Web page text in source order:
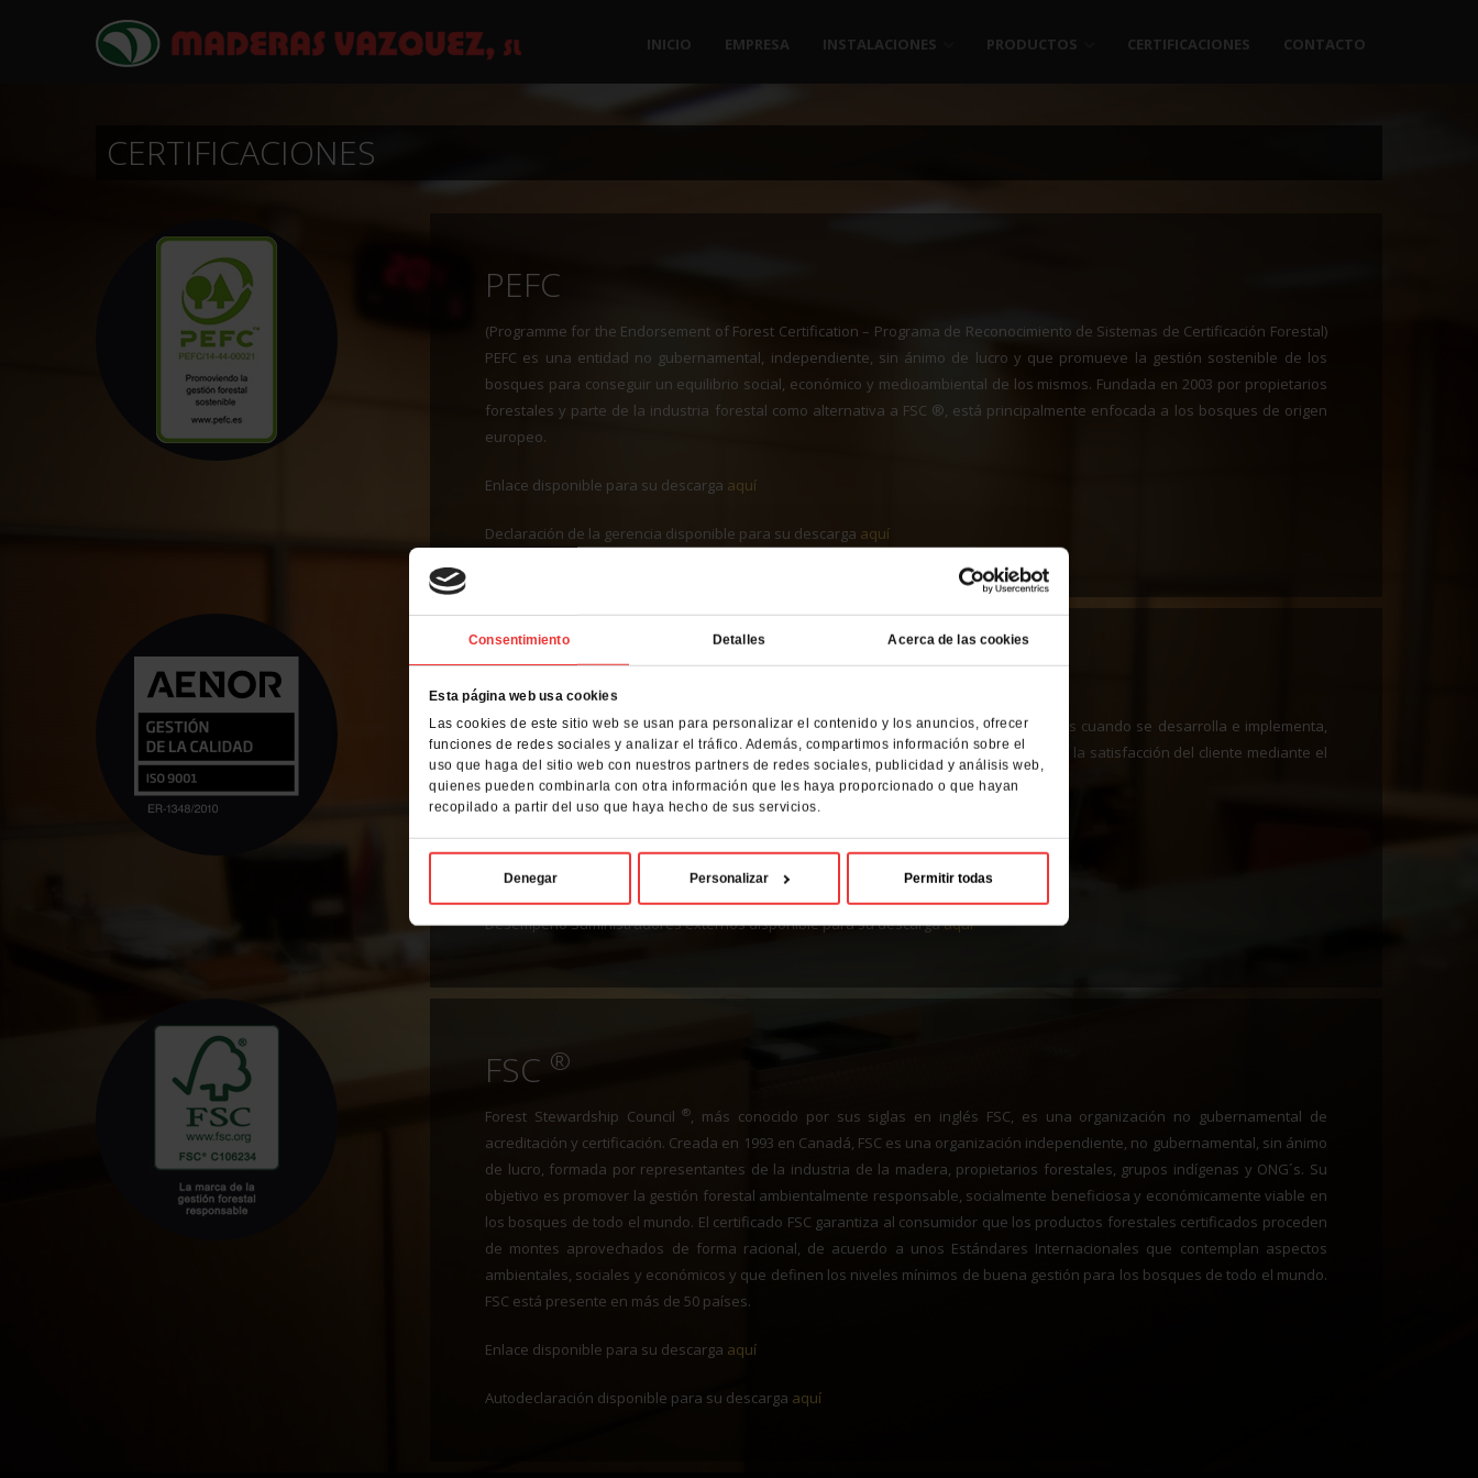
Consentimiento Detalles Acerca de las cookies
Esta página web usa cookies
Las cookies de este sitio web se usan para personalizar el contenido y los anuncios, ofrecer
funciones de redes sociales y analizar el tráfico. Además, compartimos información sobre el
uso que haga del sitio web con nuestros partners de redes sociales, publicidad y análisis web,
quienes pueden combinarla con otra información que les haya proporcionado o que hayan
recopilado a partir del uso que haya hecho de sus servicios.
Denegar Personalizar Permitir todas
INICIO EMPRESA INSTALACIONES PRODUCTOS CERTIFICACIONES CONTACTO
CERTIFICACIONES
PEFC
(Programme for the Endorsement of Forest Certification – Programa de Reconocimiento de Sistemas de Certificación Forestal)
PEFC es una entidad no gubernamental, independiente, sin ánimo de lucro y que promueve la gestión sostenible de los
bosques para conseguir un equilibrio social, económico y medioambiental de los mismos. Fundada en 2003 por propietarios
forestales y parte de la industria forestal como alternativa a FSC ®, está principalmente enfocada a los bosques de origen
europeo.
Enlace disponible para su descarga aquí
Declaración de la gerencia disponible para su descarga aquí
ISO 9001
La norma UNE EN ISO 9001 promueve la adopción de un enfoque basado en procesos cuando se desarrolla e implementa,
mejora la eficacia de un sistema de gestión de la calidad, con el objetivo de aumentar la satisfacción del cliente mediante el
cumplimiento de sus requisitos.
Política de calidad disponible para su descarga
Desempeño Suministradores externos disponible para su descargaaquí
FSC ®
Forest Stewardship Council®, más conocido por sus siglas en inglés FSC, es una organización no gubernamental de
acreditación y certificación. Creada en 1993 en Canadá, FSC es una organización independiente, no gubernamental, sin ánimo
de lucro, formada por representantes de la industria de la madera, propietarios forestales, grupos indígenas y ONG´s. Su
objetivo es promover la gestión forestal ambientalmente responsable, socialmente beneficiosa y económicamente viable en
los bosques de todo el mundo. El certificado FSC garantiza al consumidor que los productos forestales certificados proceden
de montes aprovechados de forma racional, de acuerdo a unos Estándares Internacionales que contemplan aspectos
ambientales, sociales y económicos y que definen los niveles mínimos de buena gestión para los bosques de todo el mundo.
FSC está presente en más de 50 países.
Enlace disponible para su descarga aquí
Autodeclaración disponible para su descarga aquí